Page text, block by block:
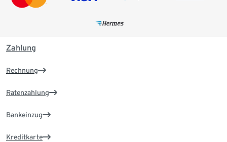
Zahlung
Rechnung
Ratenzahlung
Bankeinzug
Kreditkarte